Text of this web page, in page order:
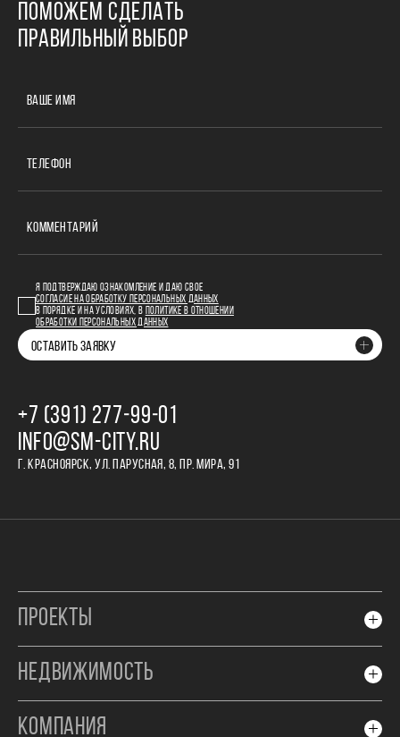
ПОМОЖЕМ СДЕЛАТЬ
ПРАВИЛЬНЫЙ ВЫБОР
ВАШЕ ИМЯ
ТЕЛЕФОН
КОММЕНТАРИЙ
Я ПОДТВЕРЖДАЮ ОЗНАКОМЛЕНИЕ И ДАЮ СВОЕ
СОГЛАСИЕ НА ОБРАБОТКУ ПЕРСОНАЛЬНЫХ ДАННЫХ
В ПОРЯДКЕ И НА УСЛОВИЯХ, В
ПОЛИТИКЕ В ОТНОШЕНИИ
ОБРАБОТКИ ПЕРСОНАЛЬНЫХ ДАННЫХ
ОСТАВИТЬ ЗАЯВКУ
+7 (391) 277‒99‒01
INFO@SM-CITY.RU
Г. КРАСНОЯРСК, УЛ. ПАРУСНАЯ, 8, ПР. МИРА, 91
ПРОЕКТЫ
НЕДВИЖИМОСТЬ
КОМПАНИЯ